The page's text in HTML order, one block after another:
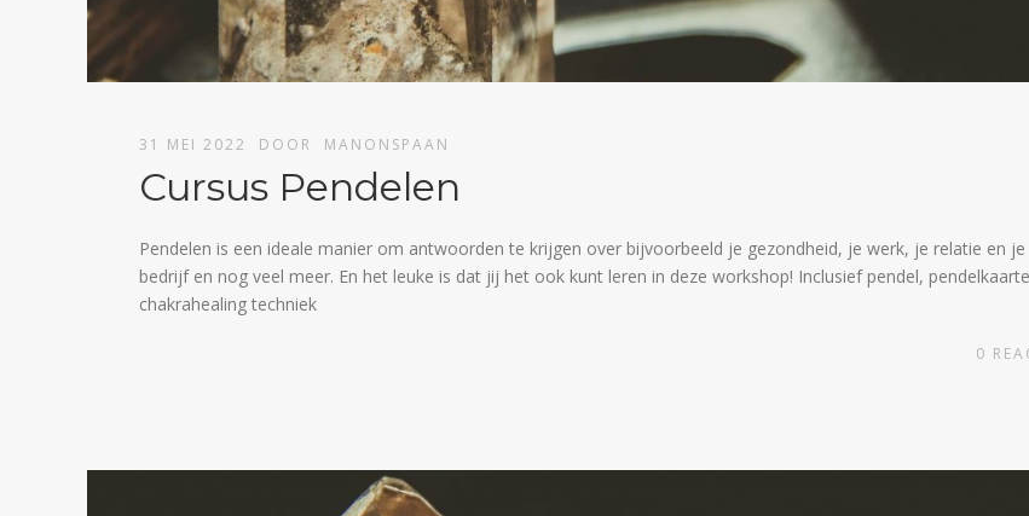
31 MEI 2022 DOOR MANONSPAAN
Cursus Pendelen
Pendelen is een ideale manier om antwoorden te krijgen over bijvoorbeeld je gezondheid, je werk, je relatie en je
bedrijf en nog veel meer. En het leuke is dat jij het ook kunt leren in deze workshop! Inclusief pendel,
chakrahealing techniek
0